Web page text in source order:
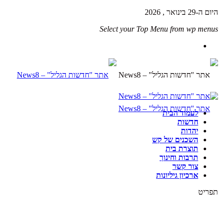
היום ה-29 בינואר , 2026
Select your Top Menu from wp menus
לעמוד הבית
חדשות
יהדות
השכנים של קש
תוצרת בית
תרבות וחינוך
צור קשר
ארכיון גיליונות
תפריט